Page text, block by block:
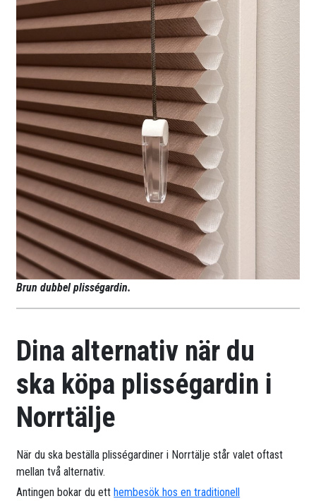
Brun dubbel plisségardin.
Dina alternativ när du
ska köpa plisségardin i
Norrtälje
När du ska beställa plisségardiner i Norrtälje står valet oftast
mellan två alternativ.
Antingen bokar du etthembesök hos en traditionell